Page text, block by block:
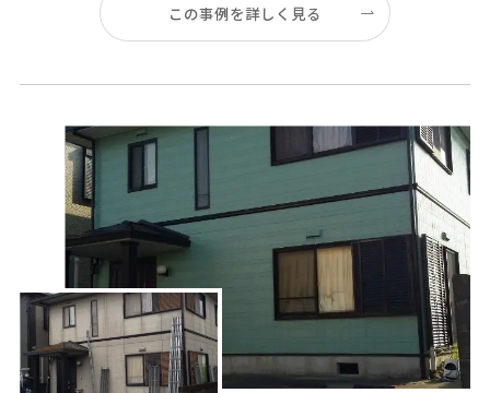
この事例を詳しく見る